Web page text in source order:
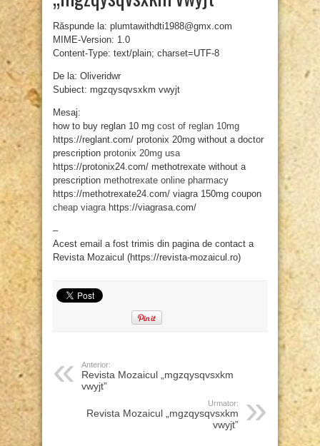
Răspunde la: plumtawithdti1988@gmx.com
MIME-Version: 1.0
Content-Type: text/plain; charset=UTF-8
De la: Oliveridwr
Subiect: mgzqysqvsxkm vwyjt
Mesaj:
how to buy reglan 10 mg cost of reglan 10mg
https://reglant.com/ protonix 20mg without a doctor
prescription protonix 20mg usa
https://protonix24.com/ methotrexate without a
prescription methotrexate online pharmacy
https://methotrexate24.com/ viagra 150mg coupon
cheap viagrahttps://viagrasa.com/
–
Acest email a fost trimis din pagina de contact a
Revista Mozaicul (https://revista-mozaicul.ro)
Anterior:
Revista Mozaicul „mgzqysqvsxkm
vwyjt”
Urmator:
Revista Mozaicul „mgzqysqvsxkm
vwyjt”